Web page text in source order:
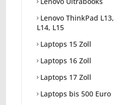
Lenovo ThinkPad L13,
L14, L15
Laptops 15 Zoll
Laptops 16 Zoll
Laptops 17 Zoll
Laptops bis 500 Euro